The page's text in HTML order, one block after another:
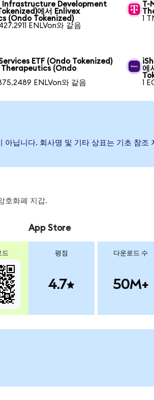
Infrastructure Development
에서 Enlivex
(Ondo Tokenized)
ENLVon와 같음
T-
1
ETF (Ondo Tokenized)
Therapeutics (Ondo
ENLVon와 같음
에
1
닙니다. 회사명 및 기타 상표는 기초 참조
호화폐 지갑.
드
App Store
평점
4.7
다운로드 수
50M+